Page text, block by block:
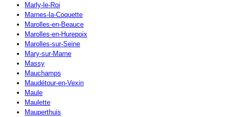
Marly-le-Roi
Marnes-la-Coquette
Marolles-en-Beauce
Marolles-en-Hurepoix
Marolles-sur-Seine
Mary-sur-Marne
Massy
Mauchamps
Maudétour-en-Vexin
Maule
Maulette
Mauperthuis